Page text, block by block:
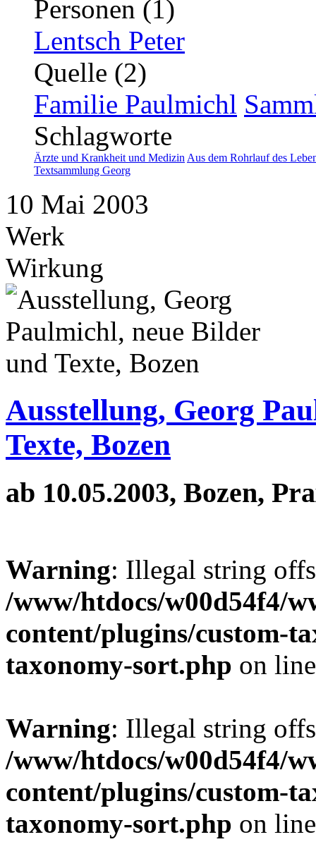
Personen (1)
Lentsch Peter
Quelle (2)
Familie Paulmichl
Schlagworte
Ärzte und Krankheit und Medizin Aus dem Rohrlauf des
Textsammlung Georg
10 Mai 2003
Werk
Wirkung
Ausstellung, Georg
Texte, Bozen
ab 10.05.2003, Bozen,
Warning: Illegal string
/www/htdocs/w00d54f4/
content/plugins/custom-
taxonomy-sort.php on
Warning: Illegal string
/www/htdocs/w00d54f4/
content/plugins/custom-
taxonomy-sort.php on